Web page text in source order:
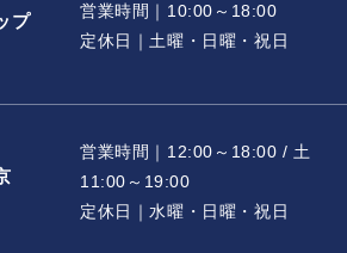
プ
営業時間｜10:00～18:00
定休日｜土曜・日曜・祝日
営業時間｜12:00～18:00 / 土
11:00～19:00
定休日｜水曜・日曜・祝日